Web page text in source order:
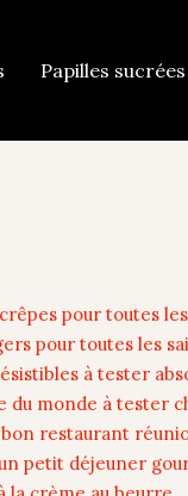
Papilles sucrées
pour toutes
pour toutes les
à tester
du monde à tester
bon restaurant
petit déjeuner